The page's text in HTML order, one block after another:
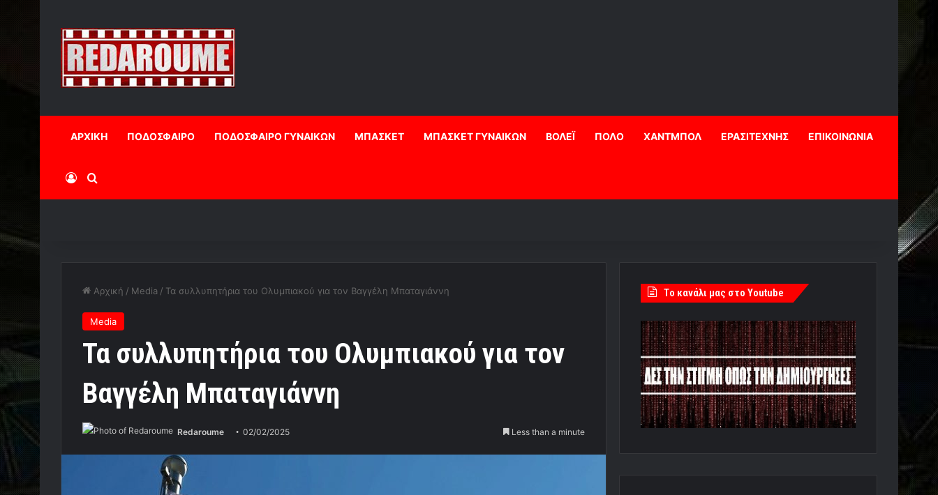
ΑΡΧΙΚΗ ΠΟΔΟΣΦΑΙΡΟ ΠΟΔΟΣΦΑΙΡΟ ΓΥΝΑΙΚΩΝ ΜΠΑΣΚΕΤ ΜΠΑΣΚΕΤ ΓΥΝΑΙΚΩΝ ΒΟΛΕΪ ΠΟΛΟ ΧΑΝΤΜΠΟΛ ΕΡΑΣΙΤΕΧΝΗΣ ΕΠΙΚΟΙΝΩΝΙΑ
Log InΑναζήτηση
Αρχική / Media / Τα συλλυπητήρια του Ολυμπιακού για τον Βαγγέλη Μπαταγιάννη
Media
Τα συλλυπητήρια του Ολυμπιακού για τον
Βαγγέλη Μπαταγιάννη
Redaroume 02/02/2025 Less than a minute
Tο κανάλι μας στο Youtube